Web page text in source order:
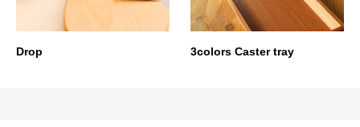
Drop 3colors Caster tray